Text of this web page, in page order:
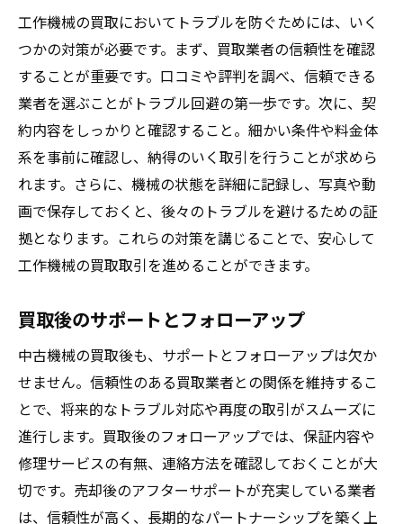
工作機械の買取においてトラブルを防ぐためには、いく
つかの対策が必要です。まず、買取業者の信頼性を確認
することが重要です。口コミや評判を調べ、信頼できる
業者を選ぶことがトラブル回避の第一歩です。次に、契
約内容をしっかりと確認すること。細かい条件や料金体
系を事前に確認し、納得のいく取引を行うことが求めら
れます。さらに、機械の状態を詳細に記録し、写真や動
画で保存しておくと、後々のトラブルを避けるための証
拠となります。これらの対策を講じることで、安心して
工作機械の買取取引を進めることができます。
買取後のサポートとフォローアップ
中古機械の買取後も、サポートとフォローアップは欠か
せません。信頼性のある買取業者との関係を維持するこ
とで、将来的なトラブル対応や再度の取引がスムーズに
進行します。買取後のフォローアップでは、保証内容や
修理サービスの有無、連絡方法を確認しておくことが大
切です。売却後のアフターサポートが充実している業者
は、信頼性が高く、長期的なパートナーシップを築く上